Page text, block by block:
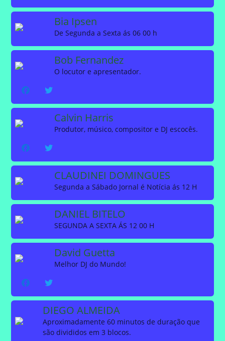
Bia Ipsen
De Segunda a Sexta ás 06 00 h
Bob Fernandez
O locutor e apresentador.
Calvin Harris
Produtor, músico, compositor e DJ escocês.
CLAUDINEI DOMINGUES
Segunda a Sábado Jornal é Notícia ás 12 H
DANIEL BITELO
SEGUNDA A SEXTA ÁS 12 00 H
David Guetta
Melhor DJ do Mundo!
DIEGO ALMEIDA
Aproximadamente 60 minutos de duração que
são divididos em 3 blocos.